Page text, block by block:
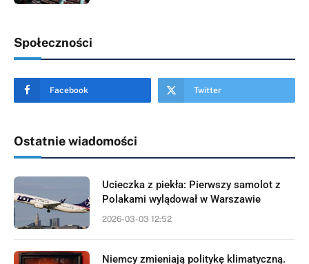
Społeczności
Facebook Twitter
Ostatnie wiadomości
Ucieczka z piekła: Pierwszy samolot z
Polakami wylądował w Warszawie
2026-03-03 12:52
Niemcy zmieniają politykę klimatyczną.